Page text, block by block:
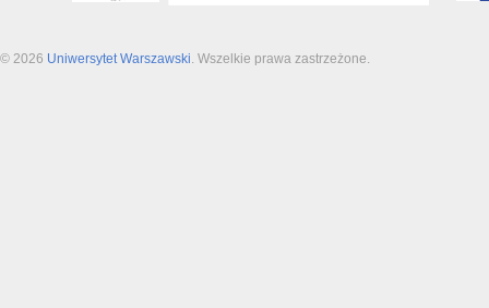
© 2026 Uniwersytet Warszawski . Wszelkie prawa zastrzeżone.